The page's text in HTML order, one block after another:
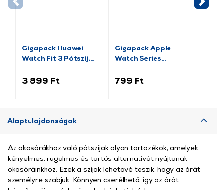
Gigapack Huawei
Watch Fit 3 Pótszíj,
3 899 Ft
Gigapack Apple
Watch Series
fekete/rozéarany (GP-
799 Ft
Alaptulajdonságok
Az okosórákhoz való pótszíjak olyan tartozékok, amelyek
kényelmes, rugalmas és tartós alternatívát nyújtanak
okosóráinkhoz. Ezek a szíjak lehetővé teszik, hogy az órát
személyre szabjuk. Könnyen cserélhető, így az órát